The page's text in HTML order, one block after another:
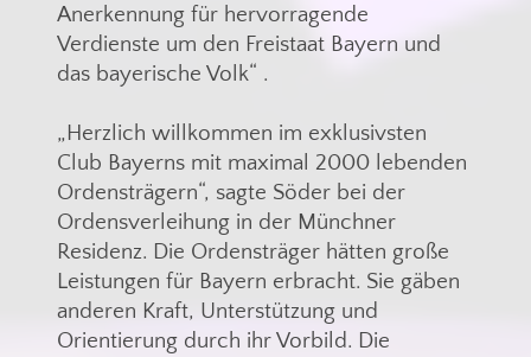
Anerkennung für hervorragende
Verdienste um den Freistaat Bayern und
das bayerische Volk“ .
„Herzlich willkommen im exklusivsten
Club Bayerns mit maximal 2000 lebenden
Ordensträgern“, sagte Söder bei der
Ordensverleihung in der Münchner
Residenz. Die Ordensträger hätten große
Leistungen für Bayern erbracht. Sie gäben
anderen Kraft, Unterstützung und
Orientierung durch ihr Vorbild. Die